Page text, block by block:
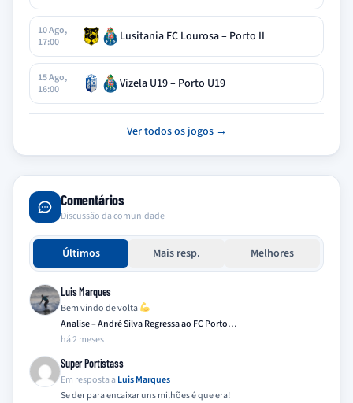
10 Ago,
17:00
Lusitania FC Lourosa – Porto II
15 Ago,
16:00
Vizela U19 – Porto U19
Ver todos os jogos →
Comentários
Discussão da comunidade
Últimos Mais resp. Melhores
Luis Marques
Bem vindo de volta
Analise – André Silva Regressa ao FC Porto…
há 2 meses
Super Portistass
Em resposta a Luis Marques
Se der para encaixar uns milhões é que era!